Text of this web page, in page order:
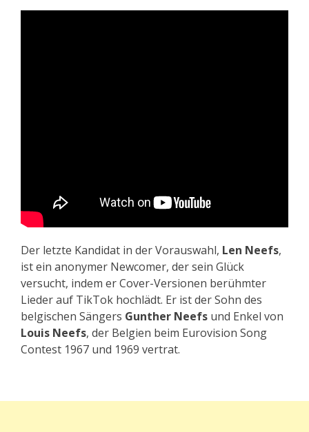
Der letzte Kandidat in der Vorauswahl, Len Neefs,
ist ein anonymer Newcomer, der sein Glück
versucht, indem er Cover-Versionen berühmter
Lieder auf TikTok hochlädt. Er ist der Sohn des
belgischen Sängers Gunther Neefs und Enkel von
Louis Neefs, der Belgien beim Eurovision Song
Contest 1967 und 1969 vertrat.